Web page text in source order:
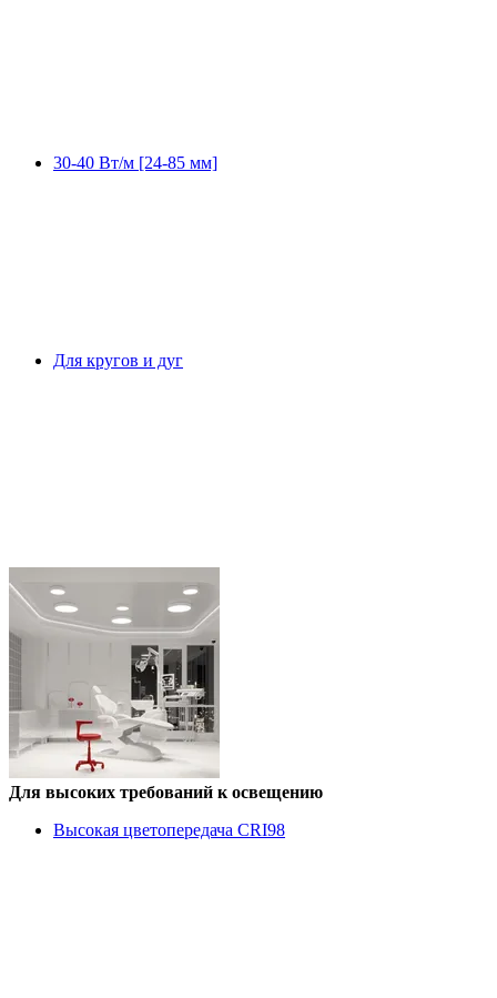
30-40 Вт/м [24-85 мм]
Для кругов и дуг
Для высоких требований к освещению
Высокая цветопередача CRI98